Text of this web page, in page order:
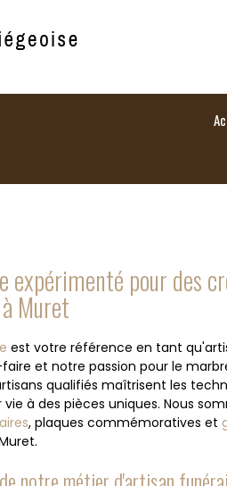
expérimenté pour des
Muret
est votre référence en tant
et notre passion pour le
qualifiés maîtrisent les
à des pièces uniques. Nous
, plaques commémoratives et